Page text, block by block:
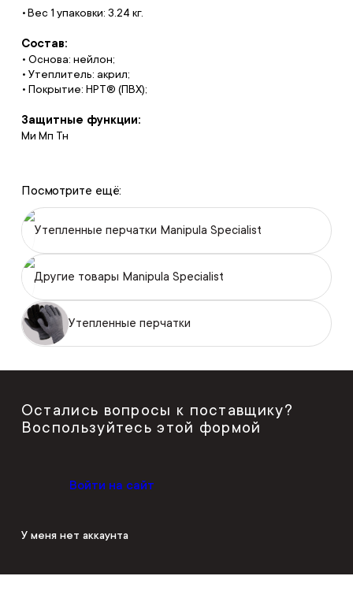
Вес 1 упаковки: 3.24 кг.
Состав:
• Основа: нейлон;
• Утеплитель: акрил;
• Покрытие: HPT® (ПВХ);
Защитные функции:
Ми Мп Тн
Посмотрите ещё:
Утепленные перчатки Manipula Specialist
Другие товары Manipula Specialist
Утепленные перчатки
Остались вопросы к поставщику?
Воспользуйтесь этой формой
Войти на сайт
У меня нет аккаунта